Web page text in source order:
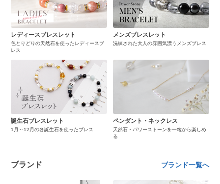
レディースブレスレット
色とりどりの天然石を使ったレディースブ
レス
メンズブレスレット
洗練された大人の雰囲気漂うメンズブレス
誕生石ブレスレット
1月～12月の各誕生石を使ったブレス
ペンダント・ネックレス
天然石・パワーストーンを一粒から楽しめ
る
ブランド ブランド一覧へ